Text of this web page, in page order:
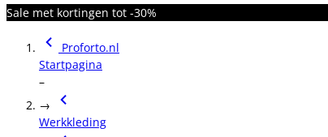
Sale met kortingen tot -30%
Proforto.nl
Startpagina
–
→
Werkkleding